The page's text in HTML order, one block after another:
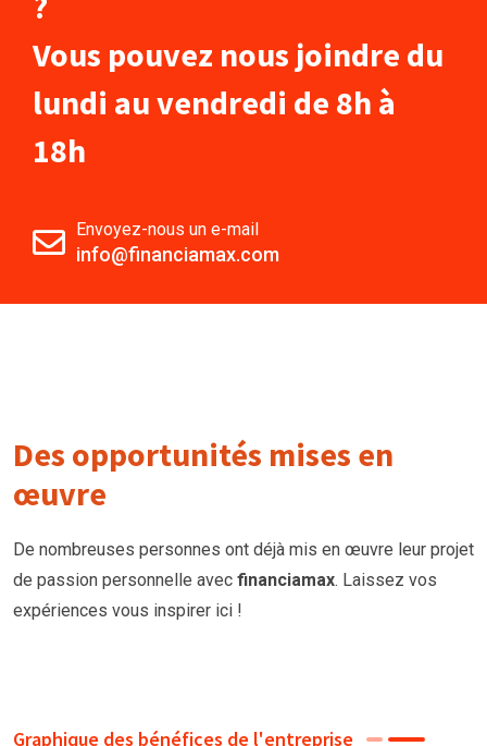
Vous pouvez nous joindre du
lundi au vendredi de 8h à
18h
Envoyez-nous un e-mail
info@financiamax.com
Des opportunités mises en
œuvre
De nombreuses personnes ont déjà mis en œuvre leur projet
de passion personnelle avec financiamax. Laissez vos
expériences vous inspirer ici !
Graphique des bénéfices de l'entreprise